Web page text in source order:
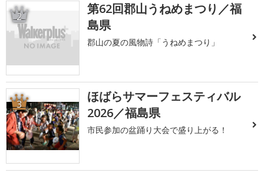
2
第62回郡山うねめまつり／福
島県
郡山の夏の風物詩「うねめまつり」
3
ほばらサマーフェスティバル
2026／福島県
市民参加の盆踊り大会で盛り上がる！